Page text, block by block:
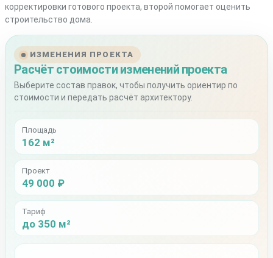
корректировки готового проекта, второй помогает оценить
строительство дома.
ИЗМЕНЕНИЯ ПРОЕКТА
Расчёт стоимости изменений проекта
Выберите состав правок, чтобы получить ориентир по
стоимости и передать расчёт архитектору.
Площадь
162 м²
Проект
49 000 ₽
Тариф
до 350 м²